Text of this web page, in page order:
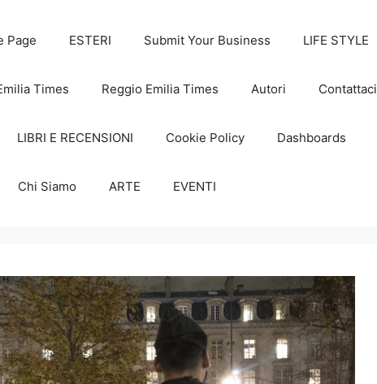
Page ESTERI Submit Your Business LIFE STYLE
Times Reggio Emilia Times Autori Contattaci
LIBRI E RECENSIONI Cookie Policy Dashboards
Chi Siamo ARTE EVENTI